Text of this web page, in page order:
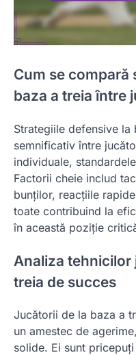
Cum se compară
baza a treia între
Strategiile defensive la
semnificativ între
individuale,
Factorii cheie includ
bunților, reacțiile
toate contribuind la
în această poziție
Analiza tehnicilor
treia de succes
Jucătorii de la baza a
un amestec de
solide. Ei sunt